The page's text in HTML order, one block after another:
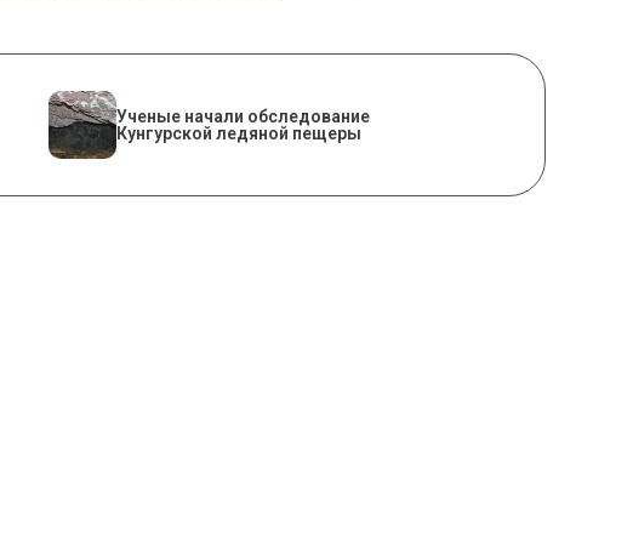
Ученые начали обследование
Кунгурской ледяной пещеры